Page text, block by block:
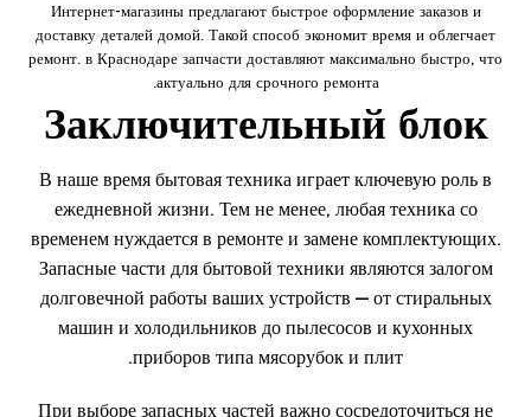
Интернет-магазины предлагают быстрое оформление заказов и
доставку деталей домой. Такой способ экономит время и облегчает
ремонт. в Краснодаре запчасти доставляют максимально быстро, что
актуально для срочного ремонта.
Заключительный блок
В наше время бытовая техника играет ключевую роль в
ежедневной жизни. Тем не менее, любая техника со
временем нуждается в ремонте и замене комплектующих.
Запасные части для бытовой техники являются залогом
долговечной работы ваших устройств — от стиральных
машин и холодильников до пылесосов и кухонных
приборов типа мясорубок и плит.
При выборе запасных частей важно сосредоточиться не